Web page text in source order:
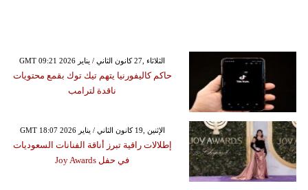
GMT 09:21 2026 الثلاثاء ,27 كانون الثاني / يناير
حاكم كاليفورنيا يتهم تيك توك بقمع محتويات
ناقدة لترامب
GMT 18:07 2026 الإثنين ,19 كانون الثاني / يناير
إطلالات راقية تبرز أناقة الفنانات السعوديات
في حفل Joy Awards